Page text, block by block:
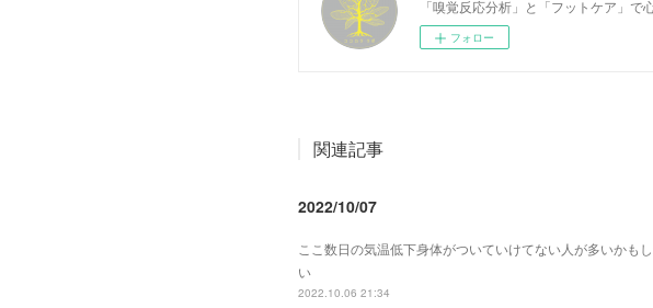
「嗅覚反応分析」と「フットケア」
フォロー
関連記事
2022/10/07
ここ数日の気温低下身体がついていけてない人が多いかも
い
2022.10.06 21:34